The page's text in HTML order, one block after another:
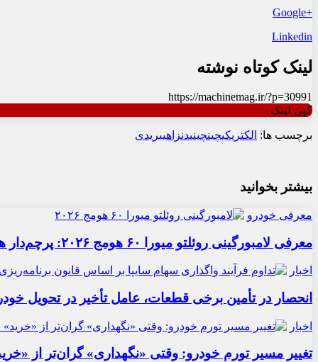
+Google
Linkedin
لینک کوتاه نوشته
https://machinemag.ir/?p=30991
کپی لینک
برچسب ها: الکتریکیچینچینیدنزا هیبریدی
بیشتر بخوانید
معرفی خودرو
معرفی لامبورگینی روئلتو میورا ۶۰ هومج ۲۰۲۶: پرچم‌دار هیبریدی
اخبار
انحصار در تأمین برخی قطعات، عامل تأخیر در تحویل
اخبار
تغییر مسیر تورم خودرو: وقتی «نگهداری» گران‌تر از